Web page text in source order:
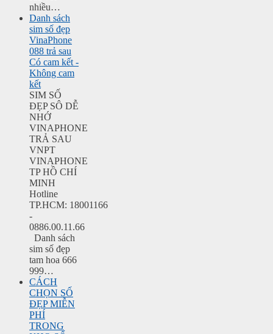
nhiều…
Danh sách
sim số đẹp
VinaPhone
088 trả sau
Có cam kết -
Không cam
kết
SIM SỐ
ĐẸP SÔ DỄ
NHỚ
VINAPHONE
TRẢ SAU
VNPT
VINAPHONE
TP HỒ CHÍ
MINH
Hotline
TP.HCM: 18001166
-
0886.00.11.66
Danh sách
sim số đẹp
tam hoa 666
999…
CÁCH
CHỌN SỐ
ĐẸP MIỄN
PHÍ
TRONG